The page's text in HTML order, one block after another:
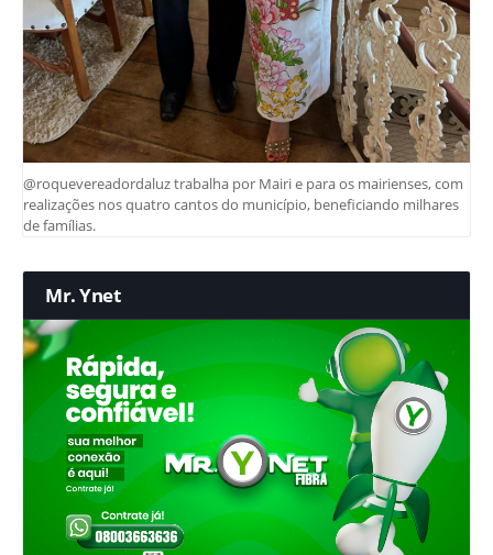
@roquevereadordaluz trabalha por Mairi e para os mairienses, com
realizações nos quatro cantos do município, beneficiando milhares
de famílias.
Mr. Ynet